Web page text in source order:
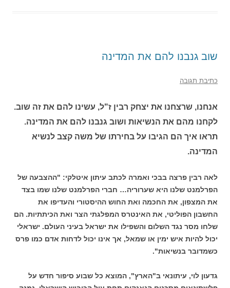
שוב גנבנו להם את המדינה
כתיבת תגובה
אנחנו, שרצחנו את יצחק רבין ז"ל, עשינו להם את זה שוב.
לקחנו מהם את הנשיאות ושוב גנבנו להם את המדינה.
תראו איך הם הגיבו על בחירתו של משה קצב לנשיא
המדינה.
לאה רבין פרצה בבכי ואמרה לכתב עיתון איטלקי: "ההצבעה של
הפרלמנט שלנו היא שערוריה… חברי הפרלמנט שלנו שמו בצד
את המצפון, את החכמה ואת החוש ההיסטורי והעדיפו את
החשבון הפוליטי, את האינטרס המפלגתי הצר ואת הכיתתיות. הם
שלחו מסר נגד השלום והשפילו את ישראל בעיני העולם. ישראלי
יכול להיות איש ימין או שמאל, אך אינו יכול לדחות אדם כמו פרס
כשמדובר בנשיאות".
גדעון לוי, עיתונאי ב"הארץ", המוצא כל שבוע סיפור חדש על